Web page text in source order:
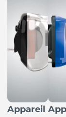
Appareil